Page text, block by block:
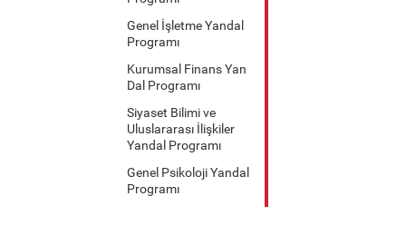
Genel İşletme Yandal
Programı
Kurumsal Finans Yan
Dal Programı
Siyaset Bilimi ve
Uluslararası İlişkiler
Yandal Programı
Genel Psikoloji Yandal
Programı